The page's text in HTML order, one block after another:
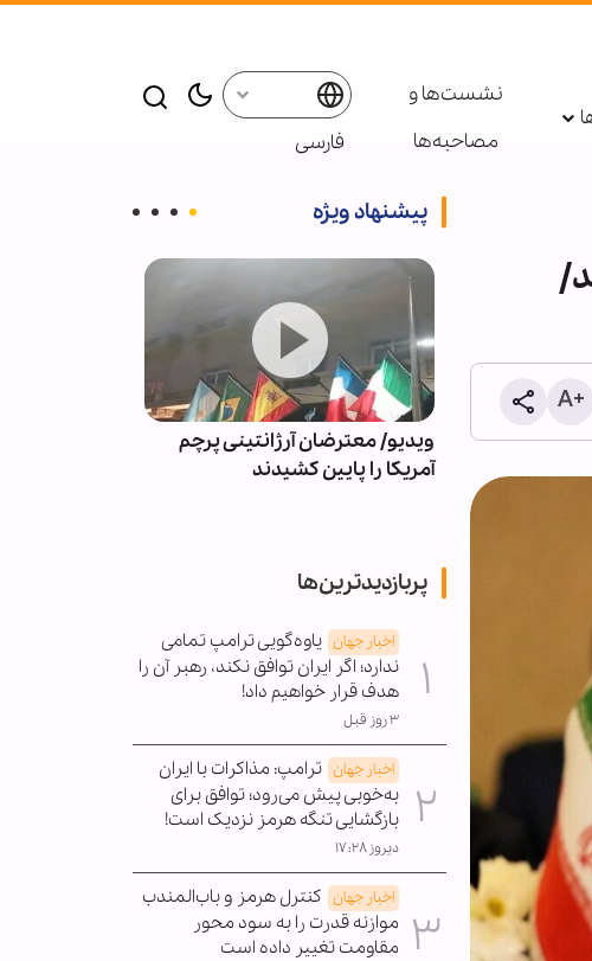
نشست‌ها و
مصاحبه‌ها
فارسی
پیشنهاد ویژه
پاسخ به
به تعویق
ویدیو/ معترضان آرژانتینی پرچم
آمریکا را پایین کشیدند
پربازدیدترین‌ها
اخبار جهان یاوه‌گویی ترامپ تمامی
ندارد؛ اگر ایران توافق نکند، رهبر آن را
هدف قرار خواهیم داد!
۳ روز قبل
اخبار جهان ترامپ: مذاکرات با ایران
به‌خوبی پیش می‌رود؛ توافق برای
بازگشایی تنگه هرمز نزدیک است!
دیروز ۱۷:۲۸
اخبار جهان کنترل هرمز و باب‌المندب
موازنه قدرت را به سود محور
مقاومت تغییر داده است